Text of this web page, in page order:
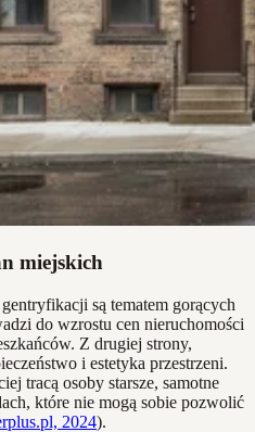
miejskich
są tematem gorących
do wzrostu cen nieruchomości
Z drugiej strony,
i estetyka przestrzeni.
tracą osoby starsze, samotne
które nie mogą sobie pozwolić
2024).